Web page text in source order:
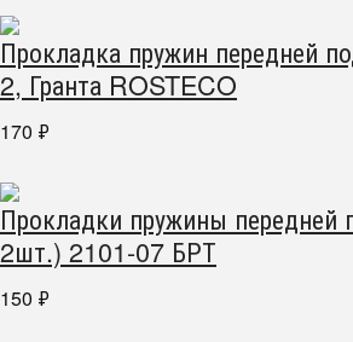
Прокладка пружин передней
2, Гранта ROSTECO
170 ₽
Прокладки пружины передней
2шт.) 2101-07 БРТ
150 ₽